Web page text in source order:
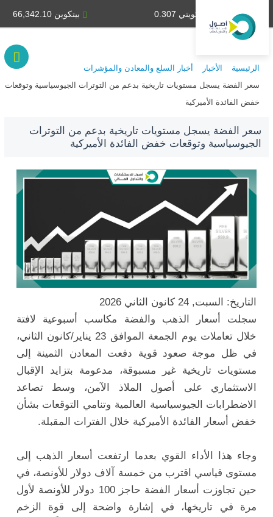
بيتكوين 66,342.10 دينار كويتي 0.307
الرئيسية الأخبار
أخبار السلع والمعادن والمؤشرات
سعر الفضة يسجل مستويات تاريخية بدعم من التوترات الجيوسياسية وتوقعات
خفض الفائدة الأميركية
سعر الفضة يسجل مستويات تاريخية بدعم من التوترات
الجيوسياسية وتوقعات خفض الفائدة الأميركية
التاريخ: السبت, 24 كانون الثاني 2026
سجلت أسعار الذهب والفضة مكاسب أسبوعية لافتة
خلال تعاملات يوم الجمعة الموافق 23 يناير/كانون الثاني،
في ظل موجة صعود قوية دفعت المعادن الثمينة إلى
مستويات تاريخية غير مسبوقة، مدعومة بتزايد الإقبال
الاستثماري على أصول الملاذ الآمن، وسط تصاعد
الاضطرابات الجيوسياسية العالمية وتنامي التوقعات بشأن
خفض أسعار الفائدة الأميركية خلال الفترات المقبلة.
وجاء هذا الأداء القوي بعدما ارتفعت أسعار الذهب إلى
مستوى قياسي اقترب من خمسة آلاف دولار للأونصة، في
حين تجاوزت أسعار الفضة حاجز 100 دولار للأونصة لأول
مرة في تاريخها، في إشارة واضحة إلى قوة الزخم